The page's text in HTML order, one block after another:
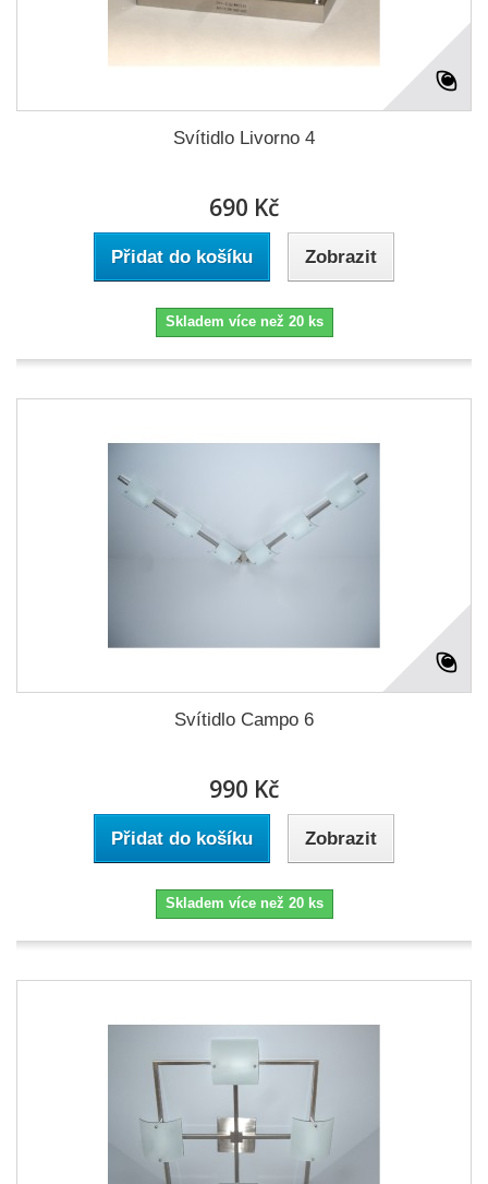
Svítidlo Livorno 4
690 Kč
Přidat do košíku Zobrazit
Skladem více než 20 ks
Svítidlo Campo 6
990 Kč
Přidat do košíku Zobrazit
Skladem více než 20 ks